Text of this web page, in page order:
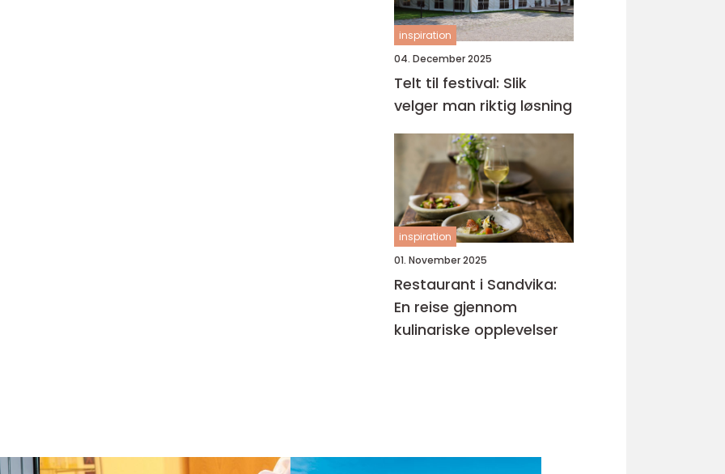
inspiration
04. December 2025
Telt til festival: Slik
velger man riktig løsning
inspiration
01. November 2025
Restaurant i Sandvika:
En reise gjennom
kulinariske opplevelser